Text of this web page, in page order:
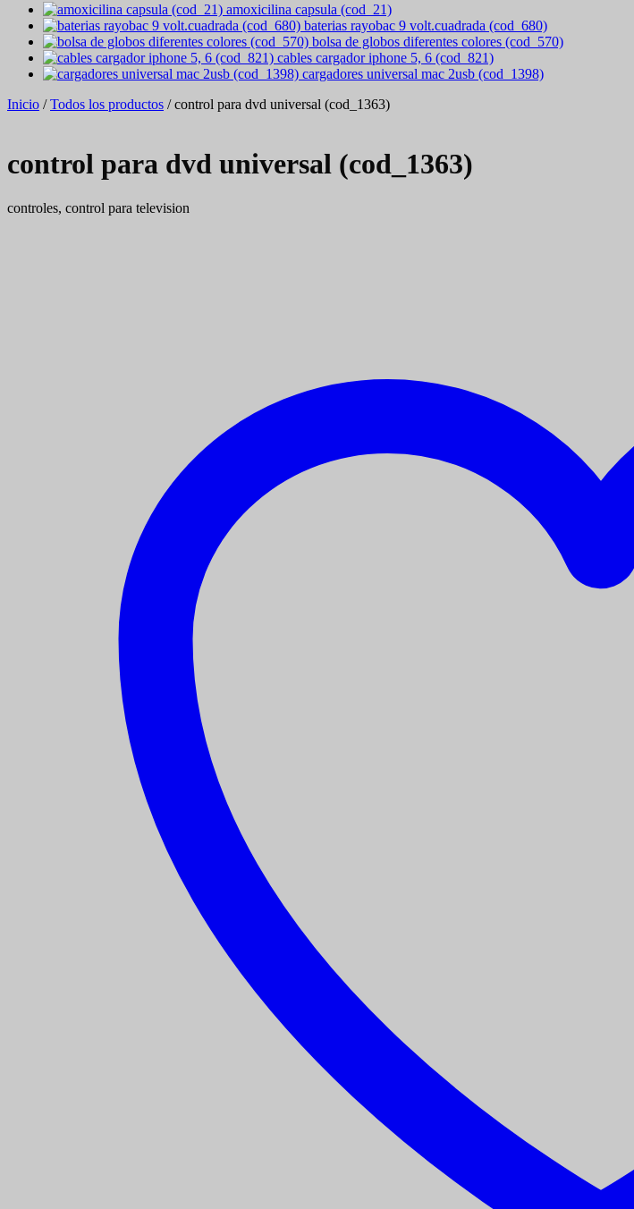
amoxicilina capsula (cod_21)
baterias rayobac 9 volt.cuadrada (cod_680)
bolsa de globos diferentes colores (cod_570)
cables cargador iphone 5, 6 (cod_821)
cargadores universal mac 2usb (cod_1398)
Inicio /Todos los productos / control para dvd universal (cod_1363)
control para dvd universal (cod_1363)
controles, control para television